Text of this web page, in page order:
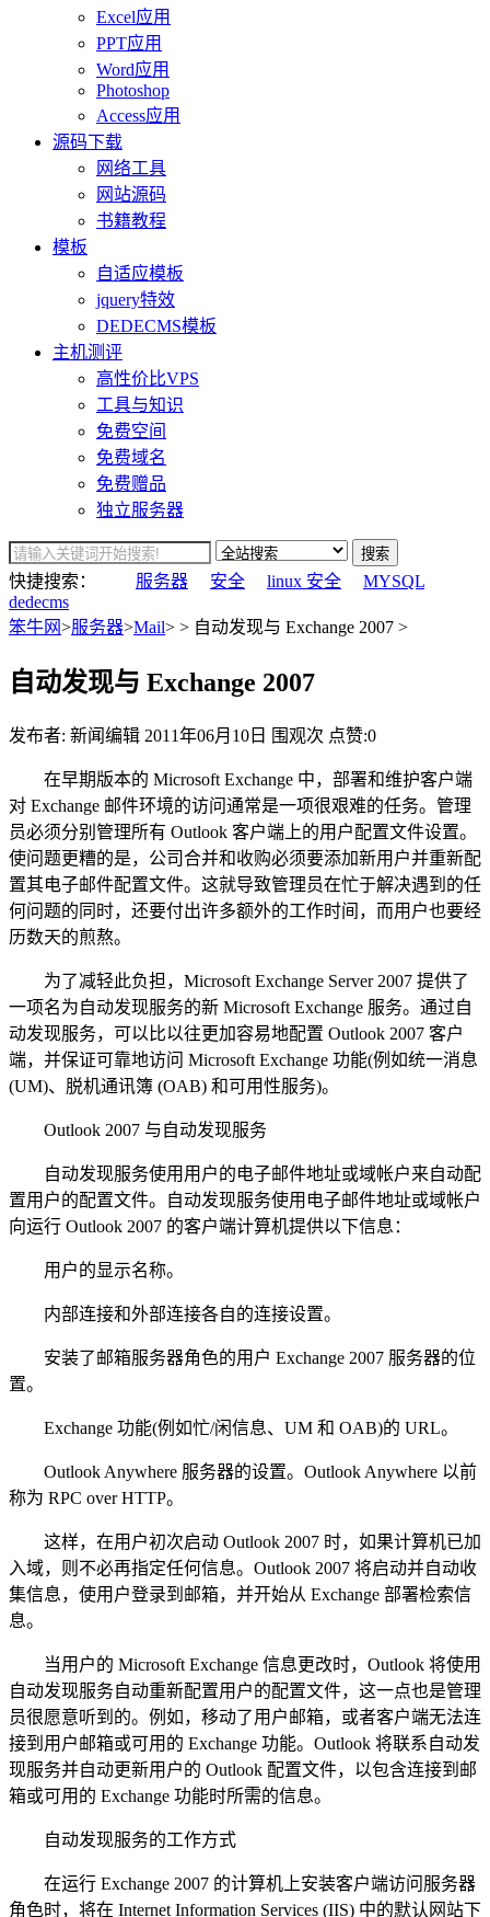
Excel应用
PPT应用
Word应用
Photoshop
Access应用
源码下载
网络工具
网站源码
书籍教程
模板
自适应模板
jquery特效
DEDECMS模板
主机测评
高性价比VPS
工具与知识
免费空间
免费域名
免费赠品
独立服务器
搜索
快捷搜索： 服务器 安全 linux 安全
MYSQL
dedecms
笨牛网>服务器>Mail> > 自动发现与 Exchange 2007 >
自动发现与 Exchange 2007
发布者: 新闻编辑 2011年06月10日 围观次 点赞:0
在早期版本的 Microsoft Exchange 中，部署和维护客户端
对 Exchange 邮件环境的访问通常是一项很艰难的任务。管理
员必须分别管理所有 Outlook 客户端上的用户配置文件设置。
使问题更糟的是，公司合并和收购必须要添加新用户并重新配
置其电子邮件配置文件。这就导致管理员在忙于解决遇到的任
何问题的同时，还要付出许多额外的工作时间，而用户也要经
历数天的煎熬。
为了减轻此负担，Microsoft Exchange Server 2007 提供了
一项名为自动发现服务的新 Microsoft Exchange 服务。通过自
动发现服务，可以比以往更加容易地配置 Outlook 2007 客户
端，并保证可靠地访问 Microsoft Exchange 功能(例如统一消息
(UM)、脱机通讯簿 (OAB) 和可用性服务)。
Outlook 2007 与自动发现服务
自动发现服务使用用户的电子邮件地址或域帐户来自动配
置用户的配置文件。自动发现服务使用电子邮件地址或域帐户
向运行 Outlook 2007 的客户端计算机提供以下信息：
用户的显示名称。
内部连接和外部连接各自的连接设置。
安装了邮箱服务器角色的用户 Exchange 2007 服务器的位
置。
Exchange 功能(例如忙/闲信息、UM 和 OAB)的 URL。
Outlook Anywhere 服务器的设置。Outlook Anywhere 以前
称为 RPC over HTTP。
这样，在用户初次启动 Outlook 2007 时，如果计算机已加
入域，则不必再指定任何信息。Outlook 2007 将启动并自动收
集信息，使用户登录到邮箱，并开始从 Exchange 部署检索信
息。
当用户的 Microsoft Exchange 信息更改时，Outlook 将使用
自动发现服务自动重新配置用户的配置文件，这一点也是管理
员很愿意听到的。例如，移动了用户邮箱，或者客户端无法连
接到用户邮箱或可用的 Exchange 功能。Outlook 将联系自动发
现服务并自动更新用户的 Outlook 配置文件，以包含连接到邮
箱或可用的 Exchange 功能时所需的信息。
自动发现服务的工作方式
在运行 Exchange 2007 的计算机上安装客户端访问服务器
角色时，将在 Internet Information Services (IIS) 中的默认网站下